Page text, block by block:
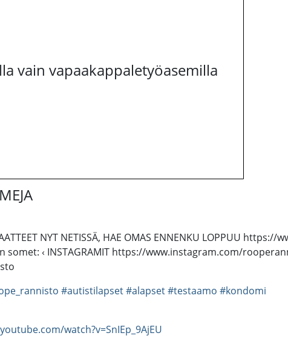
vain vapaakappaletyöasemilla
NYT NETISSÄ, HAE OMAS ENNENKU LOPPUU
somet: ‹ INSTAGRAMIT https://www.instagram.com/
#autistilapset#alapset#testaamo #kondomi
watch?v=SnIEp_9AjEU